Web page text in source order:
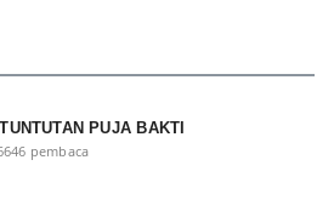
PUJA BAKTI
pembaca